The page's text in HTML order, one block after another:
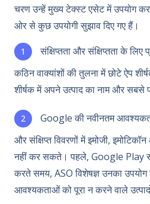
चरण उन्हें मुख्य टेक्स्ट एसेट में उपयोग
ओर से कुछ उपयोगी सुझाव दिए गए हैं।
संक्षिप्तता और संक्षिप्तता के
कठिन वाक्यांशों की तुलना में छोटे ऐप
शीर्षक में अपने उत्पाद का नाम और सबसे
Google की नवीनतम
और संक्षिप्त विवरणों में इमोजी,
नहीं कर सकते। पहले, Google Play
करते समय, ASO विशेषज्ञ उनका
आवश्यकताओं को पूरा न करने वाले